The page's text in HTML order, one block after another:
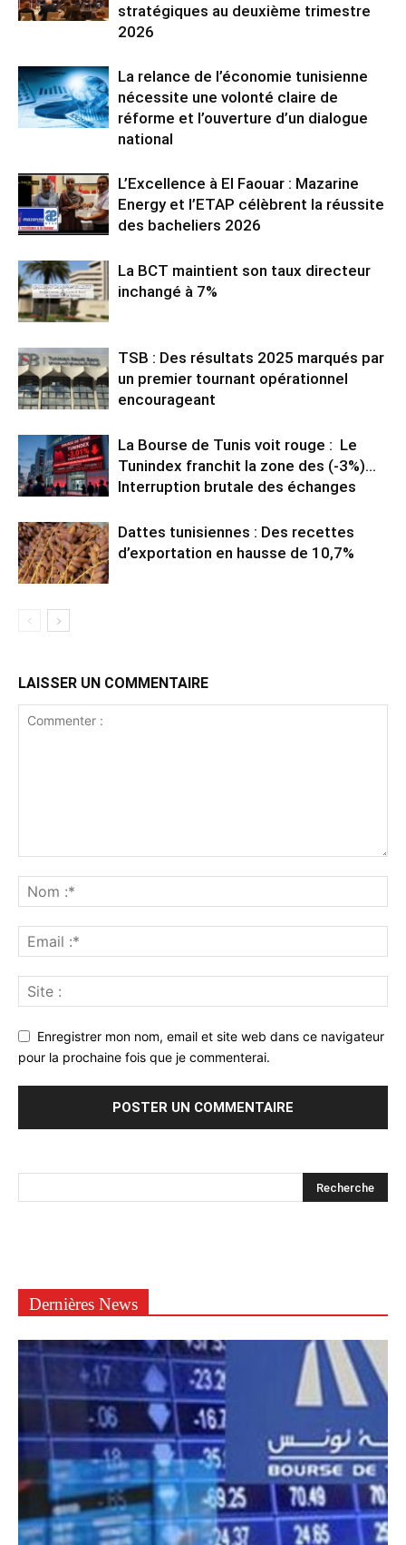
stratégiques au deuxième trimestre
2026
La relance de l’économie tunisienne
nécessite une volonté claire de
réforme et l’ouverture d’un dialogue
national
L’Excellence à El Faouar : Mazarine
Energy et l’ETAP célèbrent la réussite
des bacheliers 2026
La BCT maintient son taux directeur
inchangé à 7%
TSB : Des résultats 2025 marqués par
un premier tournant opérationnel
encourageant
La Bourse de Tunis voit rouge : Le
Tunindex franchit la zone des (-3%)…
Interruption brutale des échanges
Dattes tunisiennes : Des recettes
d’exportation en hausse de 10,7%
LAISSER UN COMMENTAIRE
Enregistrer mon nom, email et site web dans ce navigateur
pour la prochaine fois que je commenterai.
Dernières News